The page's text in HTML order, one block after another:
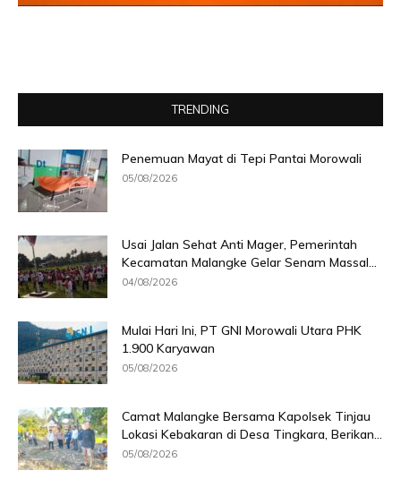
TRENDING
Penemuan Mayat di Tepi Pantai Morowali
05/08/2026
Usai Jalan Sehat Anti Mager, Pemerintah
Kecamatan Malangke Gelar Senam Massal...
04/08/2026
Mulai Hari Ini, PT GNI Morowali Utara PHK
1.900 Karyawan
05/08/2026
Camat Malangke Bersama Kapolsek Tinjau
Lokasi Kebakaran di Desa Tingkara, Berikan...
05/08/2026